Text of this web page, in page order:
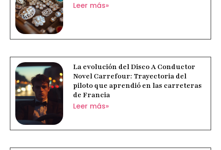
Leer más»
La evolución del Disco A Conductor
Novel Carrefour: Trayectoria del
piloto que aprendió en las carreteras
de Francia
Leer más»